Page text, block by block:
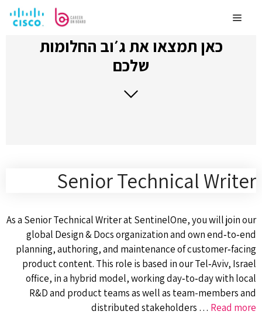
לתוכןMenu
כאן תמצאו את ג׳וב החלומות
שלכם
Senior Technical Writer
As a Senior Technical Writer at SentinelOne, you will join our
global Design & Docs organization and own end‑to‑end
planning, authoring, and maintenance of customer‑facing
product content. This role is based in our Tel‑Aviv, Israel
office, in a hybrid model, working day‑to‑day with local
R&D and product teams as well as team-members and
distributed stakeholders … Read more